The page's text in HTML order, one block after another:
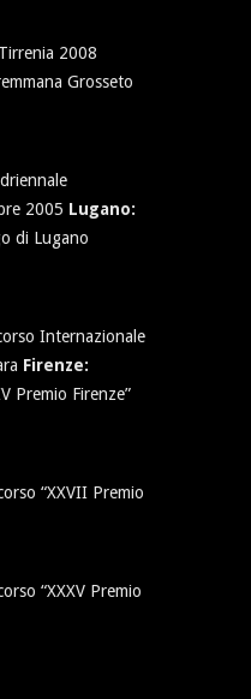
2008
Grosseto
2005 Lugano:
di Lugano
Internazionale
Firenze:
Premio Firenze”
“XXVII Premio
“XXXV Premio